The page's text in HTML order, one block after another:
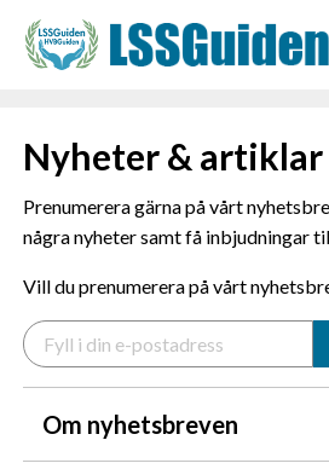
Nyheter & artiklar
Prenumerera gärna på vårt
några nyheter samt få inbjudningar
Vill du prenumerera på vårt
Om nyhetsbreven